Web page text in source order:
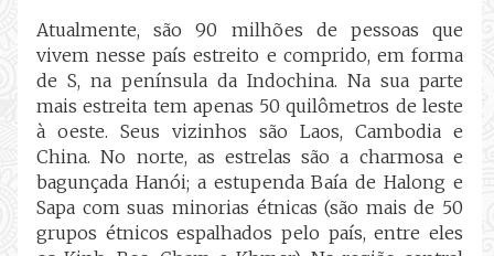
Atualmente, são 90 milhões de pessoas que
vivem nesse país estreito e comprido, em forma
de S, na península da Indochina. Na sua parte
mais estreita tem apenas 50 quilômetros de leste
à oeste. Seus vizinhos são Laos, Cambodia e
China. No norte, as estrelas são a charmosa e
bagunçada Hanói; a estupenda Baía de Halong e
Sapa com suas minorias étnicas (são mais de 50
grupos étnicos espalhados pelo país, entre eles